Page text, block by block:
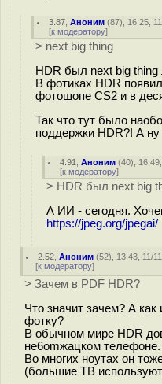
3.87 ,Аноним (87), 16:25,
[к модератору]
> next big thing
HDR был next big thing
В фотиках HDR
фотошопе CS2 и в
Так что тут было
поддержки HDR?! А
4.91 ,Аноним (40),
[к модератору]
> HDR был next big
А ИИ - сегодня.
https://jpeg.org/jpegai/
2.52 ,Аноним (52), 13:43, 11/
[к модератору]
> Зачем в PDF HDR?
Что значит зачем? А
фотку?
В обычном мире HDR
не6omжацком телефоне.
Во многих ноутах он
(большие ТВ